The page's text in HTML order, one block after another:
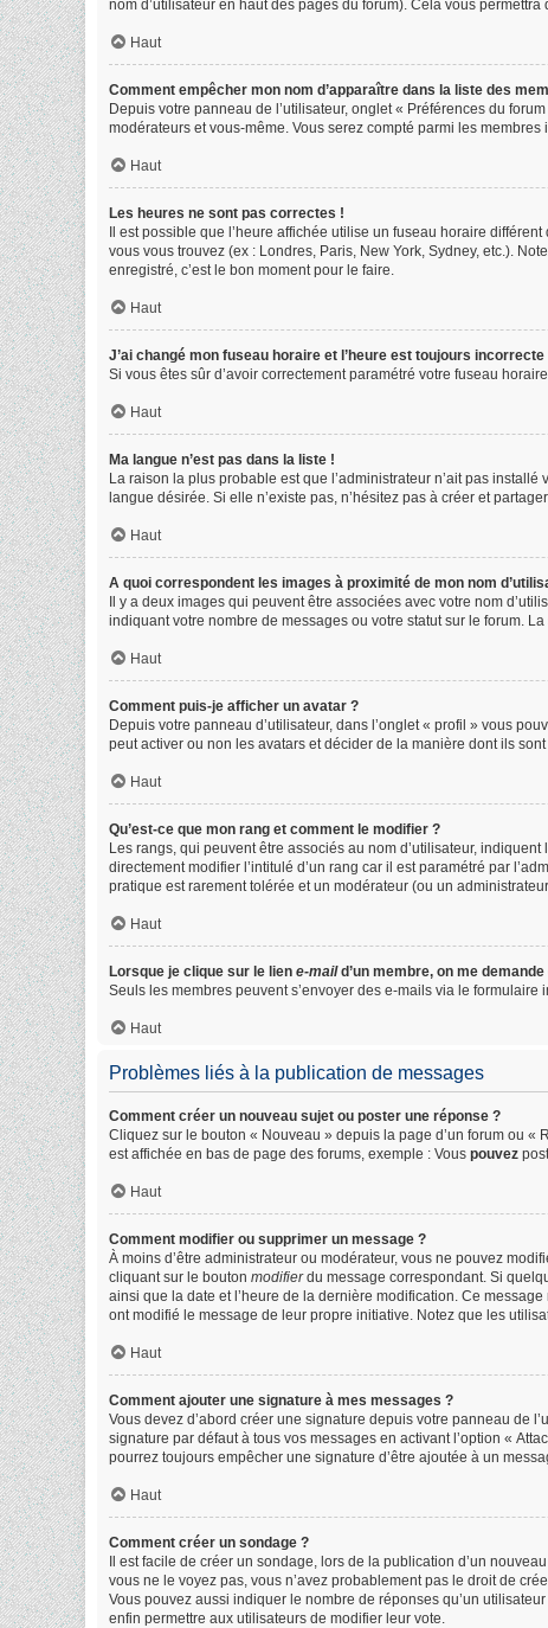
nom d’utilisateur en haut des pages du forum). Cela vous
Haut
Comment empêcher mon nom d’apparaître dans la liste des
Depuis votre panneau de l’utilisateur, onglet « Préférences du
modérateurs et vous-même. Vous serez compté parmi les membres
Haut
Les heures ne sont pas correctes !
Il est possible que l’heure affichée utilise un fuseau horaire
vous vous trouvez (ex : Londres, Paris, New York, Sydney, etc.).
enregistré, c’est le bon moment pour le faire.
Haut
J’ai changé mon fuseau horaire et l’heure est toujours incorrecte
Si vous êtes sûr d’avoir correctement paramétré votre fuseau
Haut
Ma langue n’est pas dans la liste !
La raison la plus probable est que l’administrateur n’ait pas
langue désirée. Si elle n’existe pas, n’hésitez pas à créer et
Haut
A quoi correspondent les images à proximité de mon nom
Il y a deux images qui peuvent être associées avec votre nom
indiquant votre nombre de messages ou votre statut sur le forum.
Haut
Comment puis-je afficher un avatar ?
Depuis votre panneau d’utilisateur, dans l’onglet « profil » vous
peut activer ou non les avatars et décider de la manière dont ils
Haut
Qu’est-ce que mon rang et comment le modifier ?
Les rangs, qui peuvent être associés au nom d’utilisateur,
directement modifier l’intitulé d’un rang car il est paramétré par
pratique est rarement tolérée et un modérateur (ou un
Haut
Lorsque je clique sur le lien e-maild’un membre, on me
Seuls les membres peuvent s’envoyer des e-mails via le
Haut
Problèmes liés à la publication de messages
Comment créer un nouveau sujet ou poster une réponse ?
Cliquez sur le bouton « Nouveau » depuis la page d’un forum ou
est affichée en bas de page des forums, exemple : Vous pouvez
Haut
Comment modifier ou supprimer un message ?
À moins d’être administrateur ou modérateur, vous ne pouvez
cliquant sur le bouton modifierdu message correspondant. Si
ainsi que la date et l’heure de la dernière modification. Ce
ont modifié le message de leur propre initiative. Notez que les
Haut
Comment ajouter une signature à mes messages ?
Vous devez d’abord créer une signature depuis votre panneau de
signature par défaut à tous vos messages en activant l’option «
pourrez toujours empêcher une signature d’être ajoutée à un
Haut
Comment créer un sondage ?
Il est facile de créer un sondage, lors de la publication d’un
vous ne le voyez pas, vous n’avez probablement pas le droit de
Vous pouvez aussi indiquer le nombre de réponses qu’un
enfin permettre aux utilisateurs de modifier leur vote.